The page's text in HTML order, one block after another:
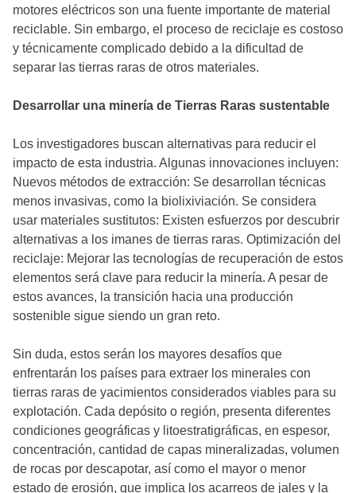
motores eléctricos son una fuente importante de material
reciclable. Sin embargo, el proceso de reciclaje es costoso
y técnicamente complicado debido a la dificultad de
separar las tierras raras de otros materiales.
Desarrollar una minería de Tierras Raras sustentable
Los investigadores buscan alternativas para reducir el
impacto de esta industria. Algunas innovaciones incluyen:
Nuevos métodos de extracción: Se desarrollan técnicas
menos invasivas, como la biolixiviación. Se considera
usar materiales sustitutos: Existen esfuerzos por descubrir
alternativas a los imanes de tierras raras. Optimización del
reciclaje: Mejorar las tecnologías de recuperación de estos
elementos será clave para reducir la minería. A pesar de
estos avances, la transición hacia una producción
sostenible sigue siendo un gran reto.
Sin duda, estos serán los mayores desafíos que
enfrentarán los países para extraer los minerales con
tierras raras de yacimientos considerados viables para su
explotación. Cada depósito o región, presenta diferentes
condiciones geográficas y litoestratigráficas, en espesor,
concentración, cantidad de capas mineralizadas, volumen
de rocas por descapotar, así como el mayor o menor
estado de erosión, que implica los acarreos de jales y la